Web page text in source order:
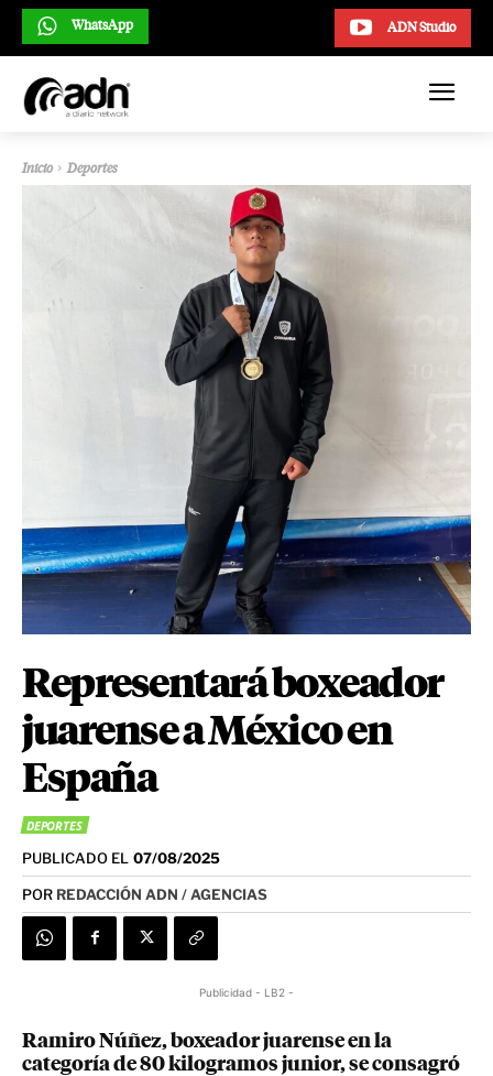
ADN Studio
WhatsApp
Inicio Deportes
Representará boxeador
juarense a México en
España
DEPORTES
PUBLICADO EL 07/08/2025
POR REDACCIÓN ADN / AGENCIAS
Publicidad - LB2 -
Ramiro Núñez, boxeador juarense en la
categoría de 80 kilogramos junior, se consagró